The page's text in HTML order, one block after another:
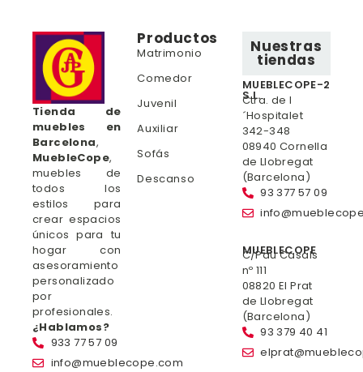
Tienda de
muebles en
Barcelona,
MuebleCope,
muebles de
todos los
estilos para
crear espacios
únicos para tu
hogar con
asesoramiento
personalizado
por
profesionales.
¿Hablamos?
933 77 57 09
info@mueblecope.com
Productos
Matrimonio
Comedor
Juvenil
Auxiliar
Sofás
Descanso
Nuestras
tiendas
MUEBLECOPE-2
S.L.
Ctra. de l
´Hospitalet
342-348
08940 Cornella
de Llobregat
(Barcelona)
93 377 57 09
MUEBLECOPE
C/Pau Casals
nº 111
08820 El Prat
de Llobregat
(Barcelona)
93 379 40 41